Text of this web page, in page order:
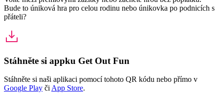
Bude to úniková hra pro celou rodinu nebo únikovka po podnicích s
přáteli?
Stáhněte si appku Get Out Fun
Stáhněte si naši aplikaci pomocí tohoto QR kódu nebo přímo v
Google Play či App Store.